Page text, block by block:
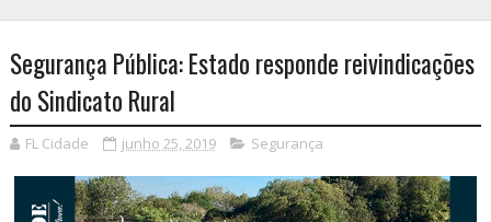
Segurança Pública: Estado responde reivindicações
do Sindicato Rural
FL Cidade junho 25, 2019 Segurança